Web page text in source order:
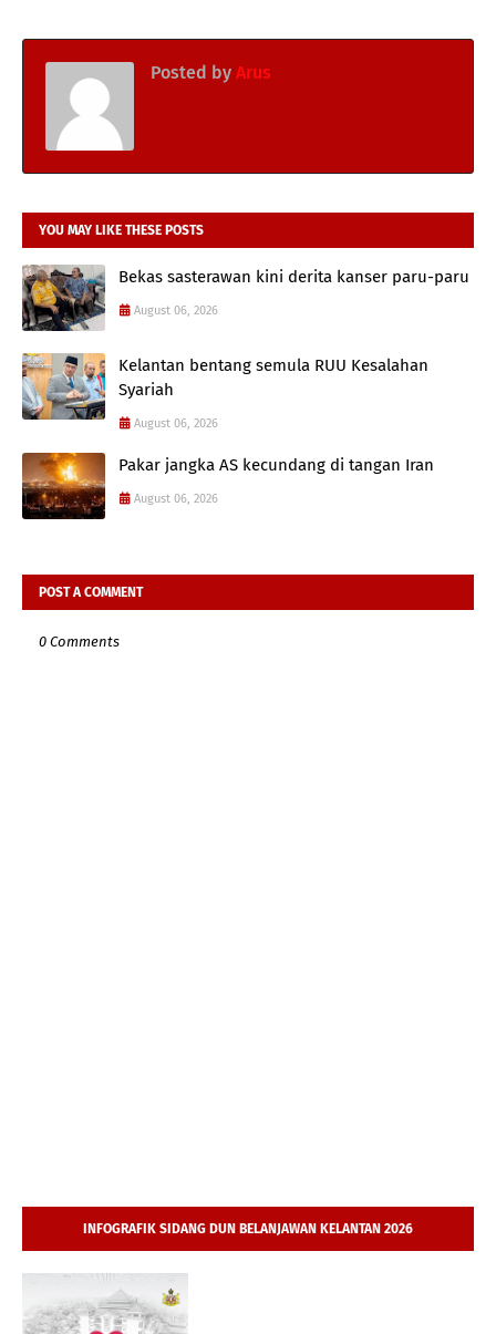
Posted by Arus
YOU MAY LIKE THESE POSTS
Bekas sasterawan kini derita kanser paru-paru
August 06, 2026
Kelantan bentang semula RUU Kesalahan
Syariah
August 06, 2026
Pakar jangka AS kecundang di tangan Iran
August 06, 2026
POST A COMMENT
0 Comments
INFOGRAFIK SIDANG DUN BELANJAWAN KELANTAN 2026